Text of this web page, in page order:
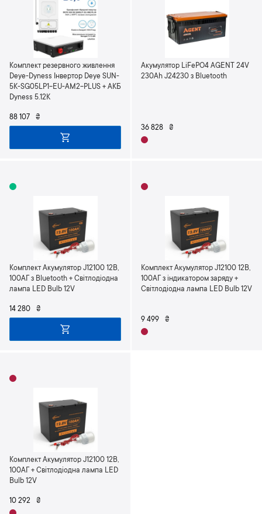
Комплект резервного живлення
Deye-Dyness Інвертор Deye SUN-
5K-SG05LP1-EU-AM2-PLUS + АКБ
Dyness 5.12K
88 107 ₴
Акумулятор LiFePO4 AGENT 24V
230Ah J24230 з Bluetooth
36 828 ₴
Комплект Акумулятор J12100 12В,
100АГ з Bluetooth + Світлодіодна
лампа LED Bulb 12V
14 280 ₴
Комплект Акумулятор J12100 12В,
100АГ з індикатором заряду +
Світлодіодна лампа LED Bulb 12V
9 499 ₴
Комплект Акумулятор J12100 12В,
100АГ + Світлодіодна лампа LED
Bulb 12V
10 292 ₴